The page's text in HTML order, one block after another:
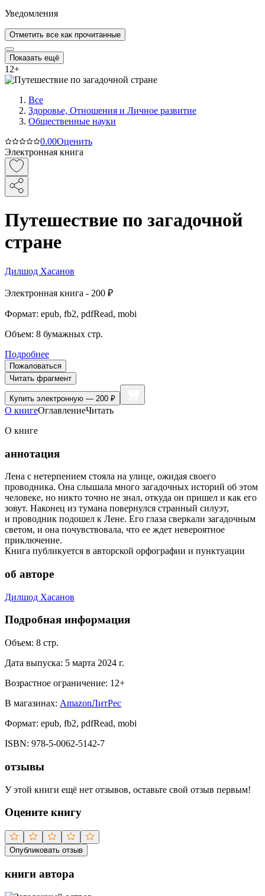
Уведомления
Отметить все как прочитанные
Показать ещё
12+
Все
Здоровье, Отношения и Личное развитие
Общественные науки
0.00Оценить
Электронная книга
Путешествие по загадочной
стране
Дилшод Хасанов
Электронная книга - 200 ₽
Формат: epub, fb2, pdfRead, mobi
Объем: 8 бумажных стр.
Подробнее
Пожаловаться
Читать фрагмент
Купить электронную — 200 ₽
О книгеОглавлениеЧитать
О книге
аннотация
Лена с нетерпением стояла на улице, ожидая своего
проводника. Она слышала много загадочных историй об этом
человеке, но никто точно не знал, откуда он пришел и как его
зовут. Наконец из тумана повернулся странный силуэт,
и проводник подошел к Лене. Его глаза сверкали загадочным
светом, и она почувствовала, что ее ждет невероятное
приключение.
Книга публикуется в авторской орфографии и пунктуации
об авторе
Дилшод Хасанов
Подробная информация
Объем: 8 стр.
Дата выпуска: 5 марта 2024 г.
Возрастное ограничение: 12+
В магазинах: AmazonЛитРес
Формат: epub, fb2, pdfRead, mobi
ISBN: 978-5-0062-5142-7
отзывы
У этой книги ещё нет отзывов, оставьте свой отзыв первым!
Оцените книгу
Опубликовать отзыв
книги автора